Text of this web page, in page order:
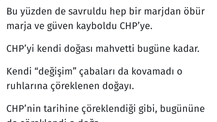
Bu yüzden de savruldu hep bir marjdan öbür
marja ve güven kayboldu CHP’ye.
CHP’yi kendi doğası mahvetti bugüne kadar.
Kendi “değişim” çabaları da kovamadı o
ruhlarına çöreklenen doğayı.
CHP’nin tarihine çöreklendiği gibi, bugününe